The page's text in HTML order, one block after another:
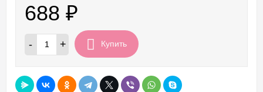
688 ₽
- + Купить